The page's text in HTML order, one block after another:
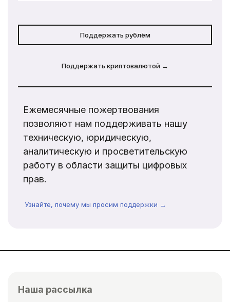
Поддержать рублём
Поддержать криптовалютой →
Ежемесячные пожертвования
позволяют нам поддерживать нашу
техническую, юридическую,
аналитическую и просветительскую
работу в области защиты цифровых
прав.
Узнайте, почему мы просим поддержки →
Наша рассылка